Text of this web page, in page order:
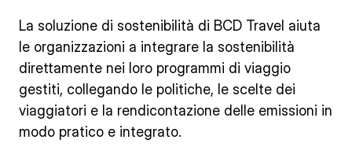
La soluzione di sostenibilità di BCD Travel aiuta
le organizzazioni a integrare la sostenibilità
direttamente nei loro programmi di viaggio
gestiti, collegando le politiche, le scelte dei
viaggiatori e la rendicontazione delle emissioni in
modo pratico e integrato.